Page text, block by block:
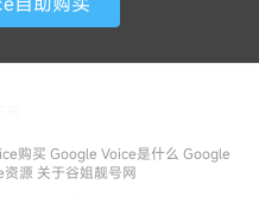
购买 Google Voice是什么 Google
源 关于谷姐靓号网